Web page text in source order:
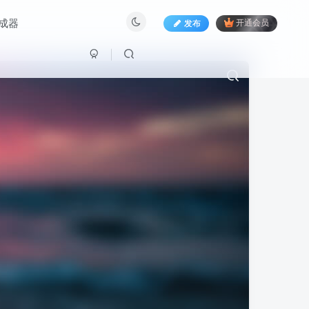
器 发布 开通会员